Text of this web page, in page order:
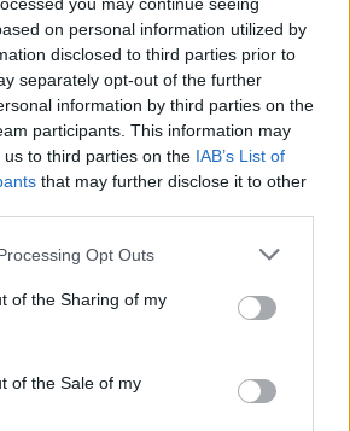
on personal information utilized by
disclosed to third parties prior to
separately opt-out of the further
information by third parties on the
participants. This information may
to third parties on the IAB’s List of
that may further disclose it to other
Opt Outs
of the Sharing of my
of the Sale of my